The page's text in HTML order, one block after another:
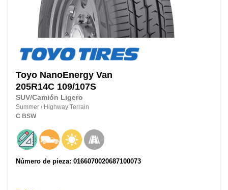
Toyo NanoEnergy Van
205R14C 109/107S
SUV/Camión Ligero
Summer / Highway Terrain
C BSW
Número de pieza: 0166070020687100073